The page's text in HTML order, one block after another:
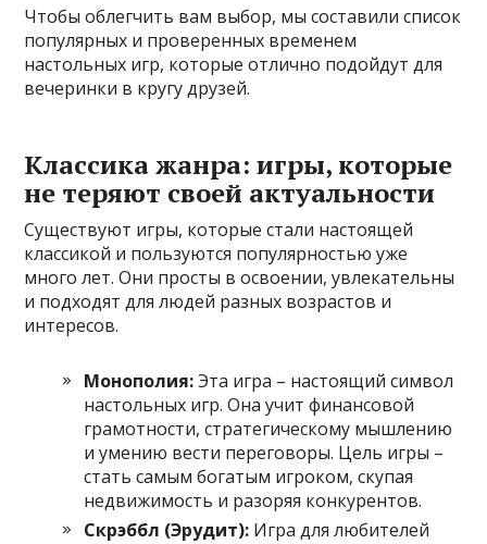
Чтобы облегчить вам выбор, мы составили список
популярных и проверенных временем
настольных игр, которые отлично подойдут для
вечеринки в кругу друзей.
Классика жанра: игры, которые
не теряют своей актуальности
Существуют игры, которые стали настоящей
классикой и пользуются популярностью уже
много лет. Они просты в освоении, увлекательны
и подходят для людей разных возрастов и
интересов.
Монополия:Эта игра – настоящий символ
настольных игр. Она учит финансовой
грамотности, стратегическому мышлению
и умению вести переговоры. Цель игры –
стать самым богатым игроком, скупая
недвижимость и разоряя конкурентов.
Скрэббл (Эрудит): Игра для любителей